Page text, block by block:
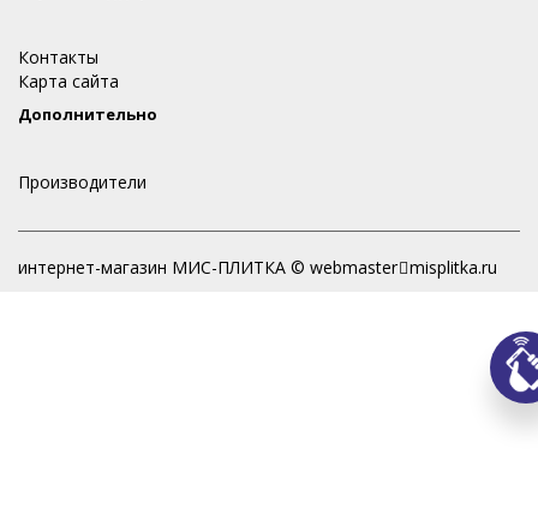
Контакты
Карта сайта
Дополнительно
Производители
интернет-магазин МИС-ПЛИТКА © webmaster misplitka.ru